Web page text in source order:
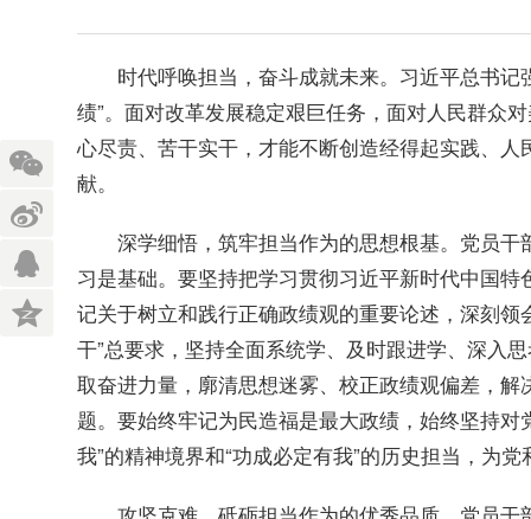
时代呼唤担当，奋斗成就未来。习近平总书
绩”。面对改革发展稳定艰巨任务，面对人民群众
心尽责、苦干实干，才能不断创造经得起实践、
献。
深学细悟，筑牢担当作为的思想根基。 党员干
习是基础。要坚持把学习贯彻习近平新时代中国
记关于树立和践行正确政绩观的重要论述，深刻
干”总要求，坚持全面系统学、及时跟进学、深入
取奋进力量，廓清思想迷雾、校正政绩观偏差，
题。要始终牢记为民造福是最大政绩，始终坚持
我”的精神境界和“功成必定有我”的历史担当，为